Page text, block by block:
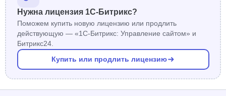
Нужна лицензия 1С-Битрикс?
Поможем купить новую лицензию или продлить
действующую — «1С-Битрикс: Управление сайтом» и
Битрикс24.
Купить или продлить лицензию